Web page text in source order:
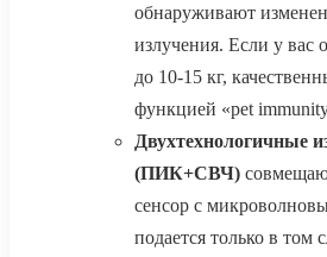
обнаруживают
излучения. Если у вас
до 10-15 кг,
функцией «pet
Двухтехнологичные
(ПИК+СВЧ)
сенсор с
подается только в том